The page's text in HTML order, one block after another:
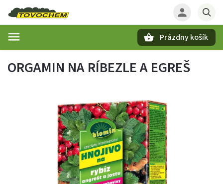
Prázdny košík
ORGAMIN NA RÍBEZLE A EGREŠ